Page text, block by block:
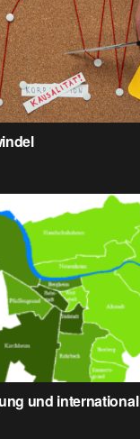
und international